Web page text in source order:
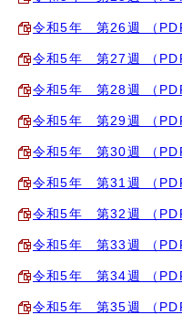
令和5年 第26週 （
令和5年 第27週 （
令和5年 第28週 （
令和5年 第29週 （
令和5年 第30週 （
令和5年 第31週 （
令和5年 第32週 （
令和5年 第33週 （
令和5年 第34週 （
令和5年 第35週 （